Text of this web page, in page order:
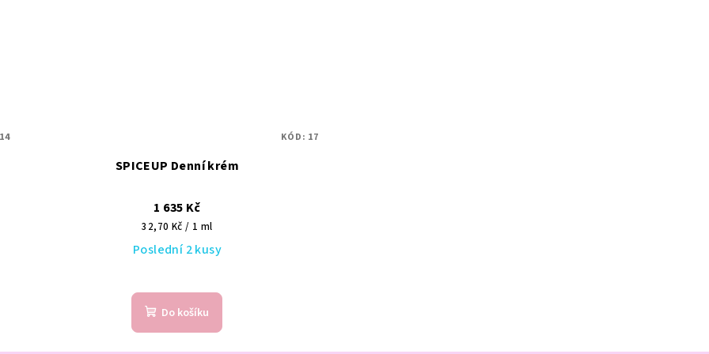
14
SPICEUP Denní krém
1 635 Kč
Měrná
cena:
32,70 Kč / 1 ml
Poslední 2 kusy
Do košíku
KÓD: 17